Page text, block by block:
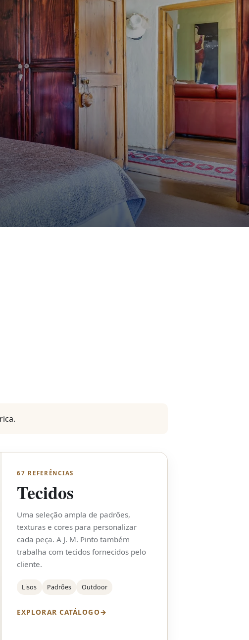
67 REFERÊNCIAS
Tecidos
Uma seleção ampla de padrões,
texturas e cores para personalizar
cada peça. A J. M. Pinto também
trabalha com tecidos fornecidos pelo
cliente.
Lis​os Padrões Outdoor
EXPLORAR CATÁLOGO→